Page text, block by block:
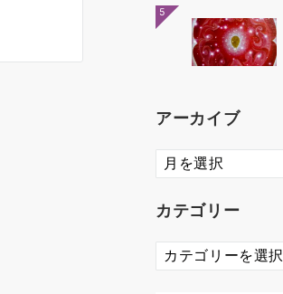
5
アーカイブ
ア
ー
イ
カテゴリー
カ
テ